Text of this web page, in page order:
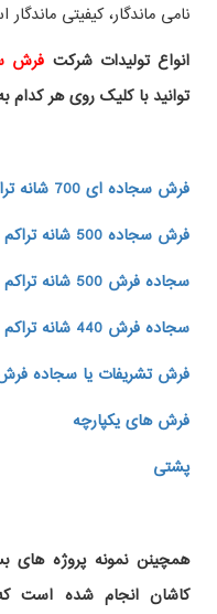
نامی ماندگار، کیفیتی
انواع تولیدات شرکت فرش
توانید با کلیک روی هر
فرش سجاده ای 700 شانه تراکم 2550
فرش سجاده 500 شانه تراکم 1200
سجاده فرش 500 شانه تراکم 1000
سجاده فرش 440 شانه تراکم 880
فرش تشریفات یا سجاده
فرش های یکپارچه
پشتی
همچینننمونه پروژه های
کاشان انجام شده است